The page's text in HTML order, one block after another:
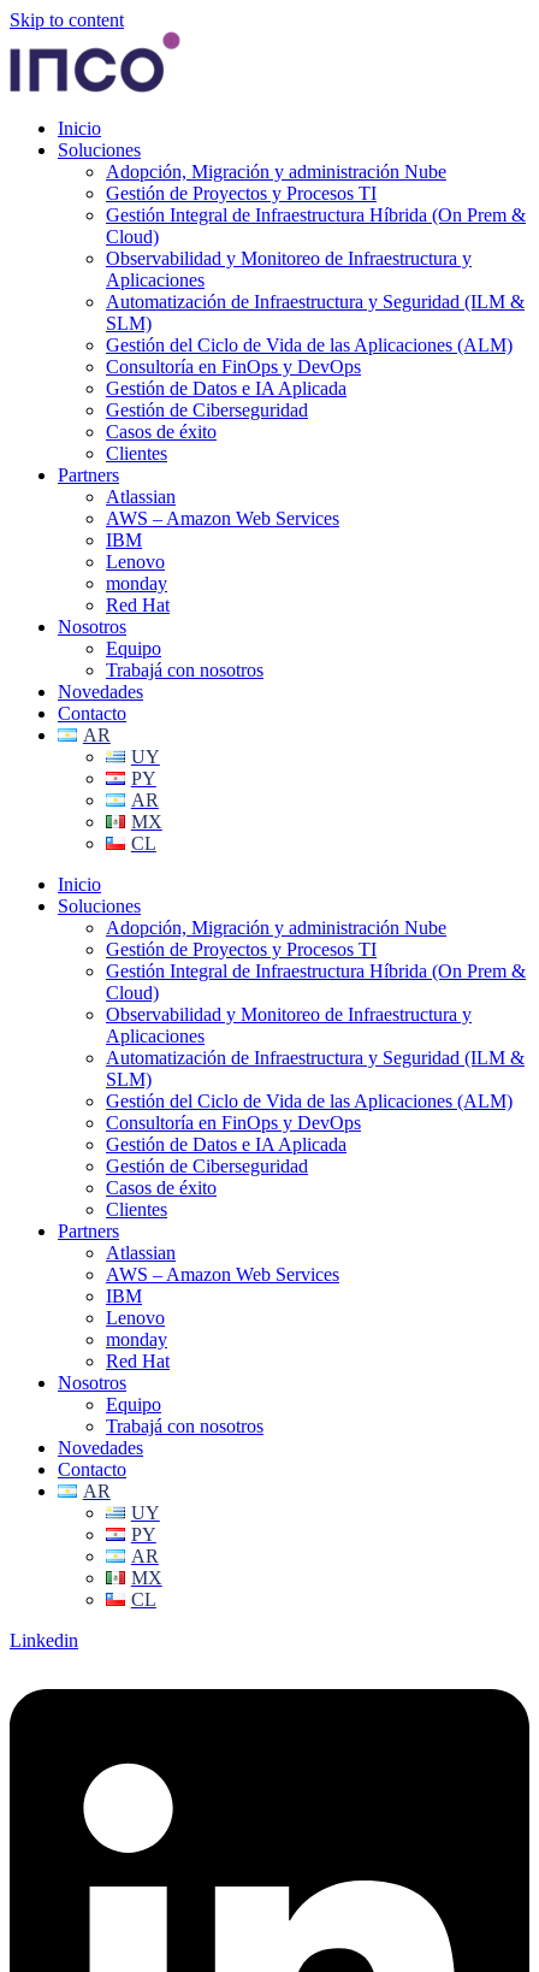
Skip to content
Inicio
Soluciones
Adopción, Migración y administración Nube
Gestión de Proyectos y Procesos TI
Gestión Integral de Infraestructura Híbrida (On Prem &
Cloud)
Observabilidad y Monitoreo de Infraestructura y
Aplicaciones
Automatización de Infraestructura y Seguridad (ILM &
SLM)
Gestión del Ciclo de Vida de las Aplicaciones (ALM)
Consultoría en FinOps y DevOps
Gestión de Datos e IA Aplicada
Gestión de Ciberseguridad
Casos de éxito
Clientes
Partners
Atlassian
AWS – Amazon Web Services
IBM
Lenovo
monday
Red Hat
Nosotros
Equipo
Trabajá con nosotros
Novedades
Contacto
AR
UY
PY
AR
MX
CL
Inicio
Soluciones
Adopción, Migración y administración Nube
Gestión de Proyectos y Procesos TI
Gestión Integral de Infraestructura Híbrida (On Prem &
Cloud)
Observabilidad y Monitoreo de Infraestructura y
Aplicaciones
Automatización de Infraestructura y Seguridad (ILM &
SLM)
Gestión del Ciclo de Vida de las Aplicaciones (ALM)
Consultoría en FinOps y DevOps
Gestión de Datos e IA Aplicada
Gestión de Ciberseguridad
Casos de éxito
Clientes
Partners
Atlassian
AWS – Amazon Web Services
IBM
Lenovo
monday
Red Hat
Nosotros
Equipo
Trabajá con nosotros
Novedades
Contacto
AR
UY
PY
AR
MX
CL
Linkedin